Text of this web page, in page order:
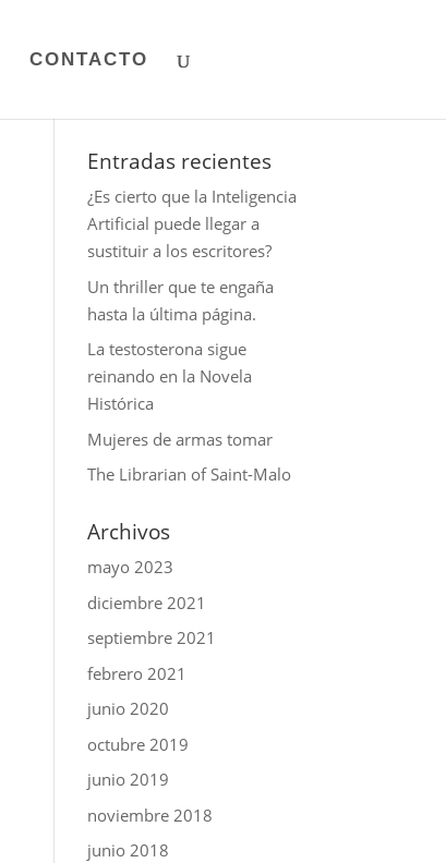
CONTACTO
Entradas recientes
¿Es cierto que la Inteligencia
Artificial puede llegar a
sustituir a los escritores?
Un thriller que te engaña
hasta la última página.
La testosterona sigue
reinando en la Novela
Histórica
Mujeres de armas tomar
The Librarian of Saint-Malo
Archivos
mayo 2023
diciembre 2021
septiembre 2021
febrero 2021
junio 2020
octubre 2019
junio 2019
noviembre 2018
junio 2018